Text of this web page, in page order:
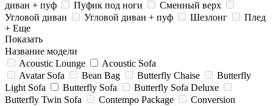
диван + пуф
Пуфик под ноги
Сменный верх
Угловой диван
Угловой диван + пуф Шезлонг
Плед
+ Еще
Показать
Название модели
Acoustic Lounge
Acoustic Sofa
Avatar Sofa
Bean Bag Butterfly Chaise
Butterfly
Light Sofa
Butterfly Sofa
Butterfly Sofa Deluxe
Butterfly Twin Sofa
Contempo Package
Conversion